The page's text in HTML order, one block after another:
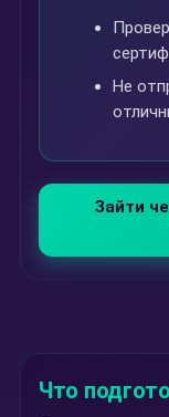
Не
Зайти
Что